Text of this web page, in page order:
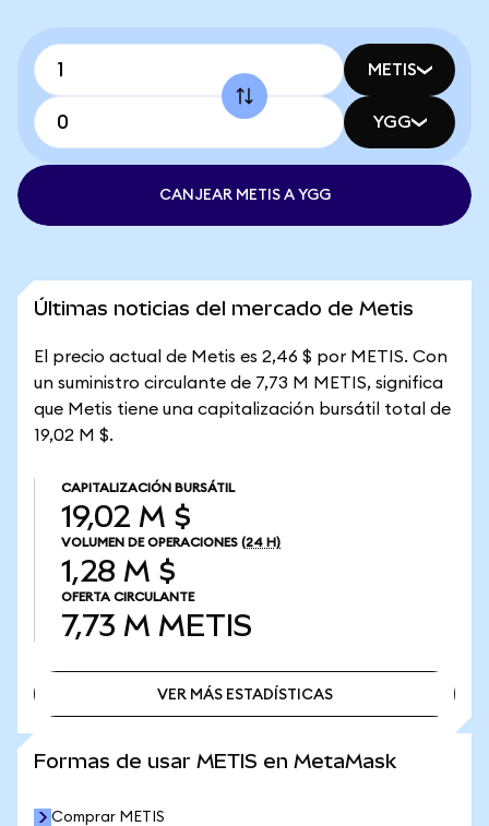
METIS
YGG
CANJEAR METIS A YGG
Últimas noticias del mercado de Metis
El precio actual de Metis es 2,46 $ por METIS. Con
un suministro circulante de 7,73 M METIS, significa
que Metis tiene una capitalización bursátil total de
19,02 M $.
CAPITALIZACIÓN BURSÁTIL
19,02 M $
VOLUMEN DE OPERACIONES (24 H)
1,28 M $
OFERTA CIRCULANTE
7,73 M METIS
VER MÁS ESTADÍSTICAS
Formas de usar METIS en MetaMask
Comprar METIS